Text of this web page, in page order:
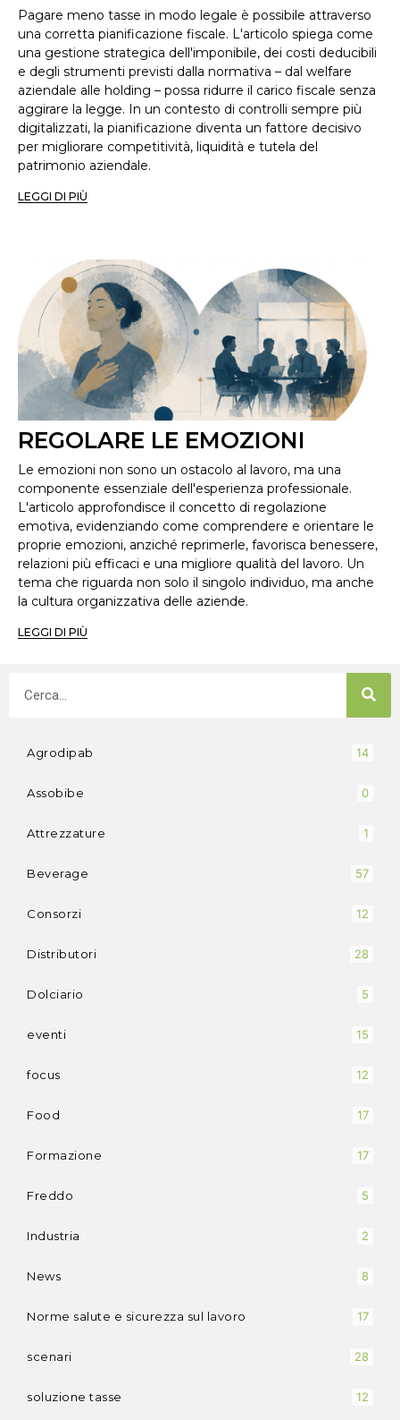
Pagare meno tasse in modo legale è possibile attraverso
una corretta pianificazione fiscale. L'articolo spiega come
una gestione strategica dell'imponibile, dei costi deducibili
e degli strumenti previsti dalla normativa – dal welfare
aziendale alle holding – possa ridurre il carico fiscale senza
aggirare la legge. In un contesto di controlli sempre più
digitalizzati, la pianificazione diventa un fattore decisivo
per migliorare competitività, liquidità e tutela del
patrimonio aziendale.
LEGGI DI PIÙ
REGOLARE LE EMOZIONI
Le emozioni non sono un ostacolo al lavoro, ma una
componente essenziale dell'esperienza professionale.
L'articolo approfondisce il concetto di regolazione
emotiva, evidenziando come comprendere e orientare le
proprie emozioni, anziché reprimerle, favorisca benessere,
relazioni più efficaci e una migliore qualità del lavoro. Un
tema che riguarda non solo il singolo individuo, ma anche
la cultura organizzativa delle aziende.
LEGGI DI PIÙ
Agrodipab 14
Assobibe 0
Attrezzature 1
Beverage 57
Consorzi 12
Distributori 28
Dolciario 5
eventi 15
focus 12
Food 17
Formazione 17
Freddo 5
Industria 2
News 8
Norme salute e sicurezza sul lavoro 17
scenari 28
soluzione tasse 12